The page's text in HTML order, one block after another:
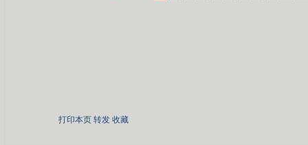
打印本页 转发 收藏